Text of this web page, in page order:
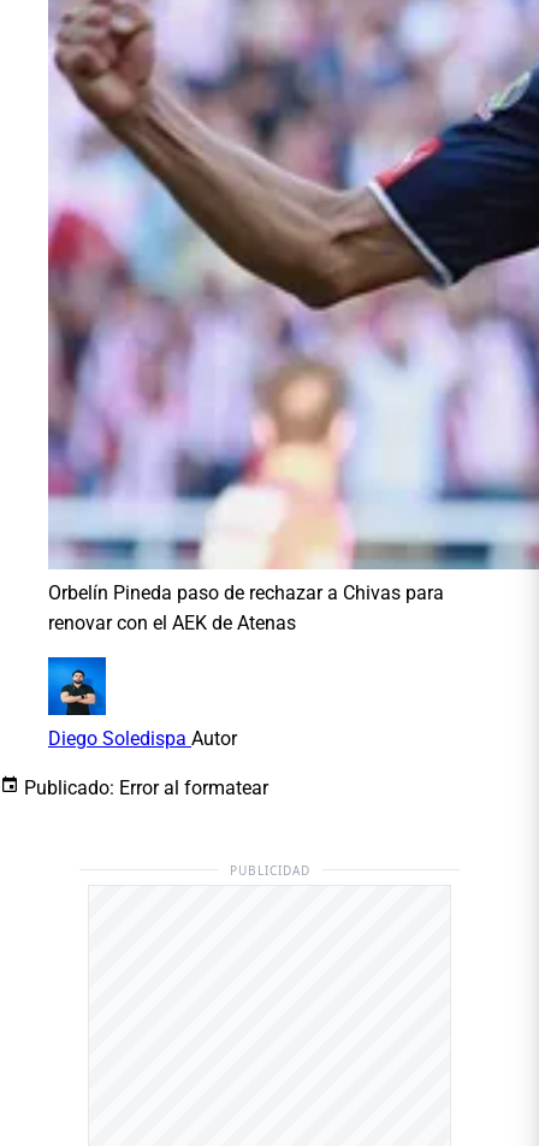
Orbelín Pineda paso de rechazar a Chivas para
renovar con el AEK de Atenas
Diego Soledispa Autor
Publicado: Error al formatear
PUBLICIDAD